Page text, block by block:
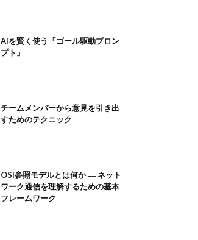
AIを賢く使う「ゴール駆動プロン
プト」
チームメンバーから意見を引き出
すためのテクニック
OSI参照モデルとは何か ― ネット
ワーク通信を理解するための基本
フレームワーク